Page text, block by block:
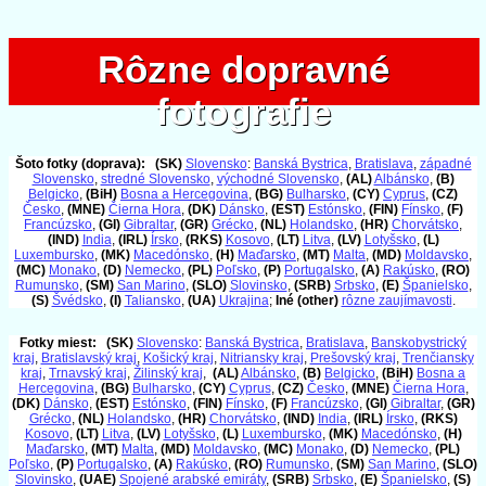
Rôzne dopravné
fotografie
Rôzne dopravné
fotografie
Šoto fotky (doprava): (SK) Slovensko: Banská Bystrica, Bratislava, západné
Slovensko, stredné Slovensko, východné Slovensko, (AL)Albánsko, (B)
Belgicko, (BiH) Bosna a Hercegovina, (BG) Bulharsko, (CY) Cyprus, (CZ)
Česko, (MNE) Čierna Hora, (DK) Dánsko, (EST) Estónsko, (FIN) Fínsko, (F)
Francúzsko, (GI) Gibraltar, (GR) Grécko, (NL) Holandsko, (HR) Chorvátsko,
(IND) India, (IRL) Írsko, (RKS) Kosovo, (LT) Litva, (LV) Lotyšsko, (L)
Luxembursko, (MK) Macedónsko, (H) Maďarsko, (MT) Malta, (MD) Moldavsko,
(MC) Monako, (D) Nemecko, (PL) Poľsko, (P) Portugalsko, (A) Rakúsko, (RO)
Rumunsko, (SM) San Marino, (SLO) Slovinsko, (SRB) Srbsko, (E) Španielsko,
(S) Švédsko, (I) Taliansko, (UA) Ukrajina; Iné (other) rôzne zaujímavosti.
Fotky miest: (SK) Slovensko: Banská Bystrica, Bratislava, Banskobystrický
kraj, Bratislavský kraj, Košický kraj, Nitriansky kraj, Prešovský kraj, Trenčiansky
kraj, Trnavský kraj, Žilinský kraj, (AL)Albánsko, (B) Belgicko, (BiH) Bosna a
Hercegovina, (BG) Bulharsko, (CY) Cyprus, (CZ) Česko, (MNE) Čierna Hora,
(DK) Dánsko, (EST) Estónsko, (FIN) Fínsko, (F) Francúzsko, (GI) Gibraltar, (GR)
Grécko, (NL) Holandsko, (HR) Chorvátsko, (IND) India, (IRL) Írsko, (RKS)
Kosovo, (LT) Litva, (LV) Lotyšsko, (L) Luxembursko, (MK) Macedónsko, (H)
Maďarsko, (MT) Malta, (MD) Moldavsko, (MC) Monako, (D) Nemecko, (PL)
Poľsko, (P) Portugalsko, (A) Rakúsko, (RO) Rumunsko, (SM) San Marino, (SLO)
Slovinsko, (UAE) Spojené arabské emiráty, (SRB) Srbsko, (E) Španielsko, (S)